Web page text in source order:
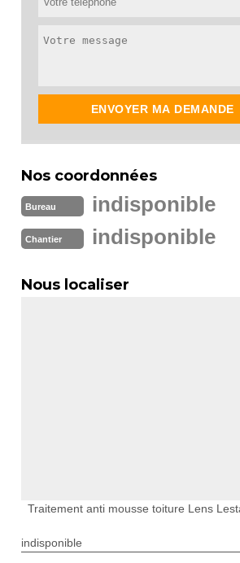
Nos coordonnées
Bureau indisponible
Chantier indisponible
Nous localiser
Traitement anti mousse toiture Lens
indisponible